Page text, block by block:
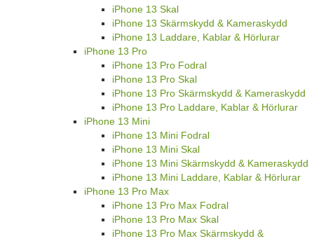
iPhone 13 Skal
iPhone 13 Skärmskydd & Kameraskydd
iPhone 13 Laddare, Kablar & Hörlurar
iPhone 13 Pro
iPhone 13 Pro Fodral
iPhone 13 Pro Skal
iPhone 13 Pro Skärmskydd & Kameraskydd
iPhone 13 Pro Laddare, Kablar & Hörlurar
iPhone 13 Mini
iPhone 13 Mini Fodral
iPhone 13 Mini Skal
iPhone 13 Mini Skärmskydd & Kameraskydd
iPhone 13 Mini Laddare, Kablar & Hörlurar
iPhone 13 Pro Max
iPhone 13 Pro Max Fodral
iPhone 13 Pro Max Skal
iPhone 13 Pro Max Skärmskydd &